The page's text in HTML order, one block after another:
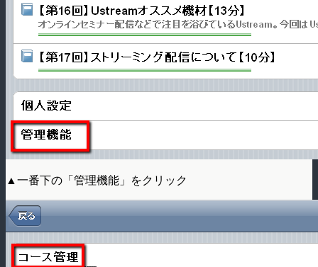
▲一番下の「管理機能」をクリック